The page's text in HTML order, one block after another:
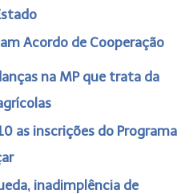
Acordo de Cooperação
na MP que trata da
as inscrições do Programa
inadimplência de